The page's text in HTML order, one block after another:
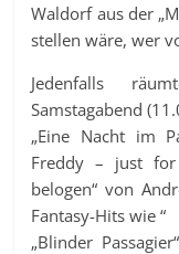
Waldorf aus der
stellen wäre, wer
Jedenfalls
Samstagabend
„Eine Nacht im
Freddy – just
belogen“ von
Fantasy-Hits wie “
„Blinder